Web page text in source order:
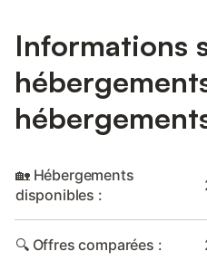
Informations
🏡 Hébergements
disponibles :
🔍 Offres comparées :